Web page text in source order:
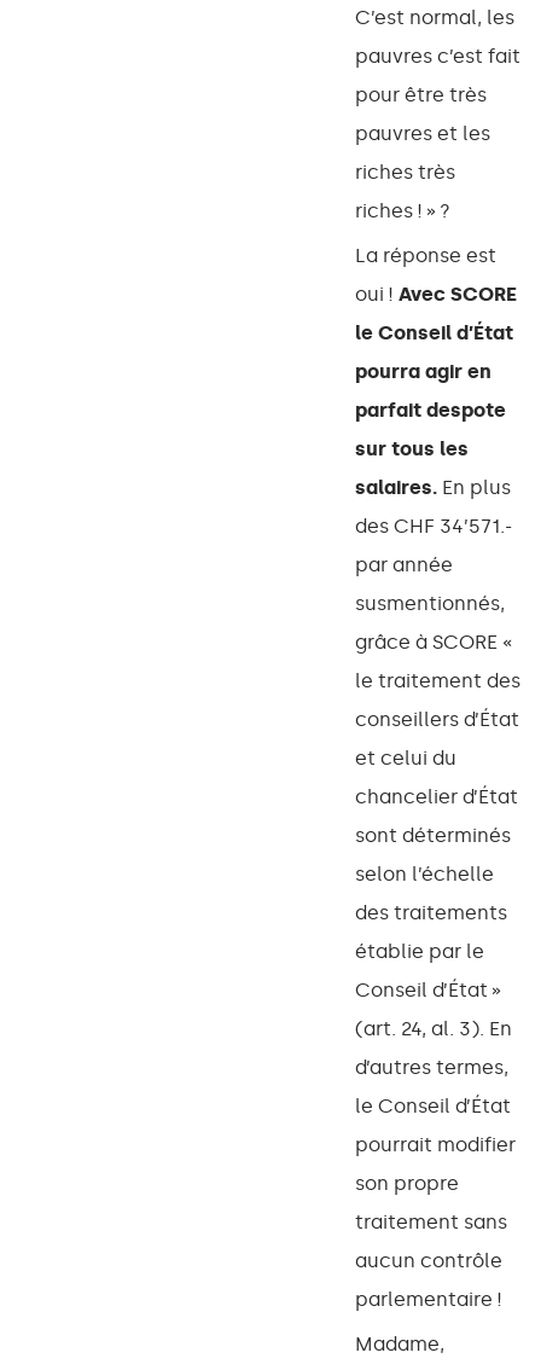
C’est normal, les
pauvres c’est fait
pour être très
pauvres et les
riches très
riches ! » ?
La réponse est
oui ! Avec SCORE
le Conseil d’État
pourra agir en
parfait despote
sur tous les
salaires. En plus
des CHF 34’571.-
par année
susmentionnés,
grâce à SCORE «
le traitement des
conseillers d’État
et celui du
chancelier d’État
sont déterminés
selon l’échelle
des traitements
établie par le
Conseil d’État »
(art. 24, al. 3). En
d’autres termes,
le Conseil d’État
pourrait modifier
son propre
traitement sans
aucun contrôle
parlementaire !
Madame,